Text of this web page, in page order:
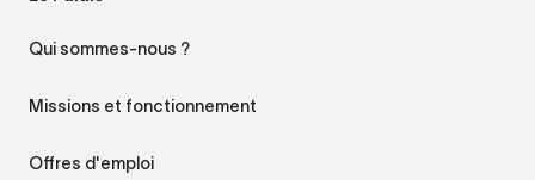
Qui sommes-nous ?
Missions et fonctionnement
Offres d'emploi